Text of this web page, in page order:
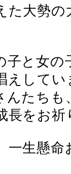
た大勢
子と女
えしてい
んたち
長をお祈
一生懸命